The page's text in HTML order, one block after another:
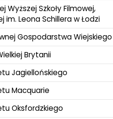
Wyższej Szkoły Filmowej,
im. Leona Schillera w Łodzi
Gospodarstwa Wiejskiego
Brytanii
Jagiellońskiego
Macquarie
Oksfordzkiego